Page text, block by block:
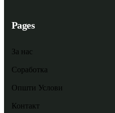
Pages
За нас
Соработка
Општи Услови
Контакт